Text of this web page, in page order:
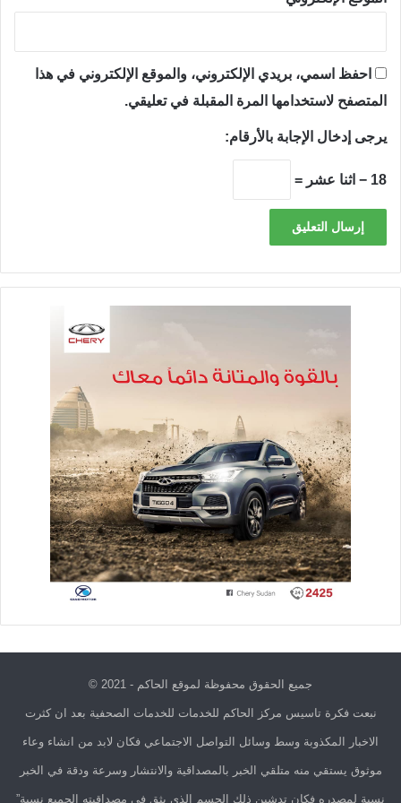
احفظ اسمي، بريدي الإلكتروني، والموقع الإلكتروني في هذا
المتصفح لاستخدامها المرة المقبلة في تعليقي.
يرجى إدخال الإجابة بالأرقام:
18 − اثنا عشر =
جميع الحقوق محفوظة لموقع الحاكم - 2021 ©
نبعت فكرة تاسيس مركز الحاكم للخدمات للخدمات الصحفية بعد ان كثرت
الاخبار المكذوبة وسط وسائل التواصل الاجتماعي فكان لابد من انشاء وعاء
موثوق يستقي منه متلقي الخبر بالمصداقية والانتشار وسرعة ودقة في الخبر
نسبة لمصدره فكان تدشين ذلك الجسم الذي يثق في مصداقيته الجميع نسبة”